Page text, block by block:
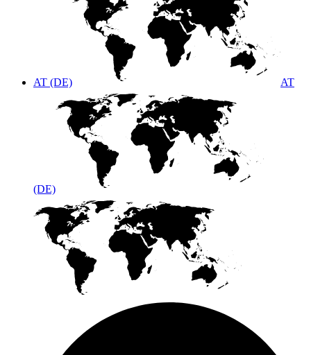
AT (DE) AT
(DE)